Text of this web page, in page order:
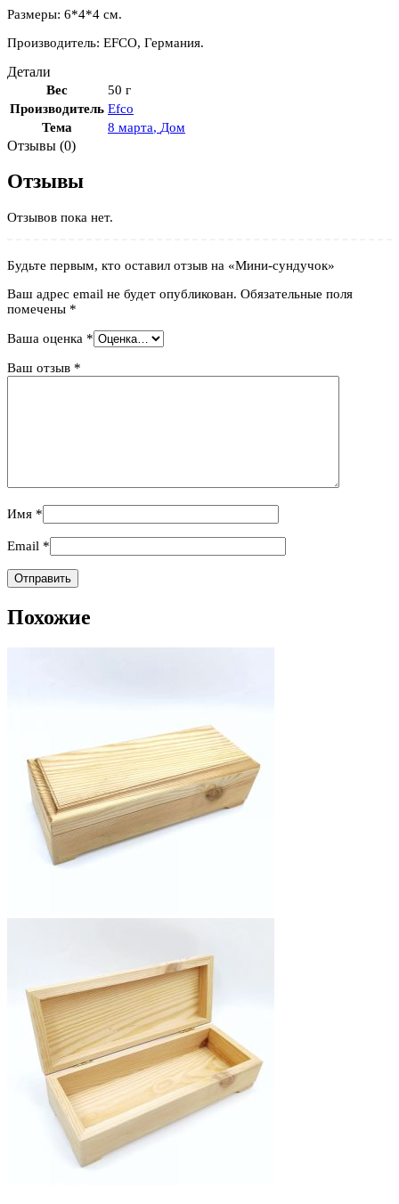
Размеры: 6*4*4 см.
Производитель: EFCO, Германия.
Детали
Вес
50 г
Производитель Efco
Тема
8 марта, Дом
Отзывы (0)
Отзывы
Отзывов пока нет.
Будьте первым, кто оставил отзыв на «Мини-сундучок»
Ваш адрес email не будет опубликован. Обязательные поля
помечены *
Ваша оценка *
Ваш отзыв *
Имя *
Email *
Похожие